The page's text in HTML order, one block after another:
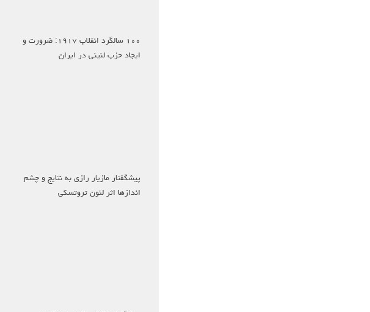
۱۰۰ سالگرد انقلاب ۱۹۱۷: ضرورت و
ایجاد حزب لنینی در ایران
پیشگفتار مازیار رازی به نتایج و چشم
اندازها اثر لئون تروتسکی